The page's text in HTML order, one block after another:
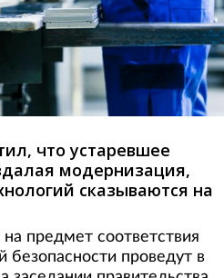
что устаревшее
модернизация,
сказываются на
предмет соответствия
проведут в